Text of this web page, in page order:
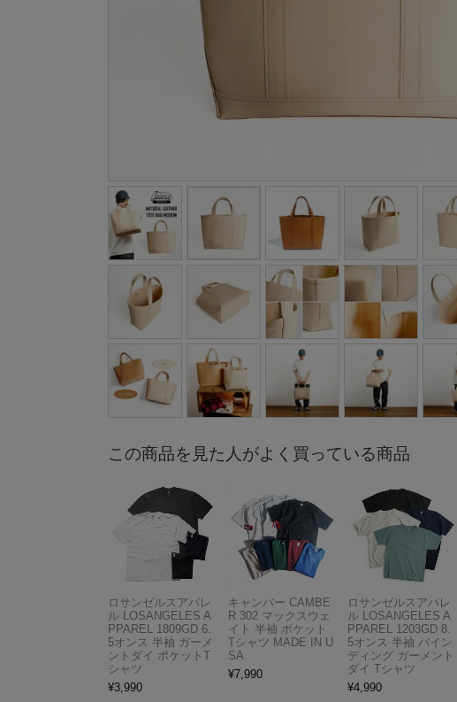
この商品を見た人がよく買っている商品
ロサンゼルスアパレ
ル LOSANGELES A
PPAREL 1809GD 6.
5オンス 半袖 ガーメ
ントダイ ポケットT
シャツ
¥3,990
キャンバー CAMBE
R 302 マックスウェ
イト 半袖 ポケット
Tシャツ MADE IN U
SA
¥7,990
ロサンゼルスアパレ
ル LOSANGELES A
PPAREL 1203GD 8.
5オンス 半袖 バイン
ディング ガーメント
ダイ Tシャツ
¥4,990